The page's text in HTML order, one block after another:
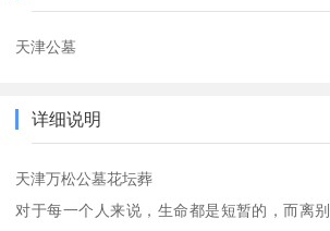
天津公墓
详细说明
天津万松公墓花坛葬
对于每一个人来说，生命都是短暂的，而离